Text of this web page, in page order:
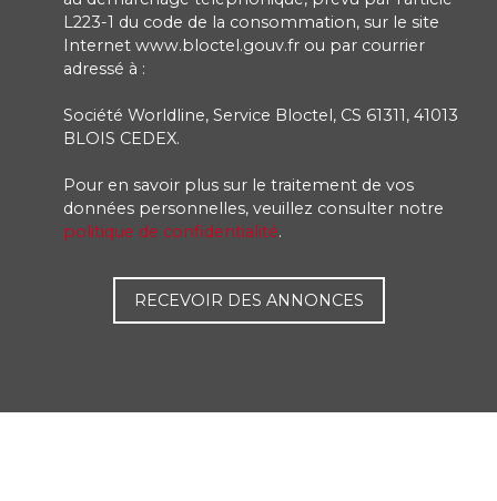
L223-1 du code de la consommation, sur le site
Internet www.bloctel.gouv.fr ou par courrier
adressé à :
Société Worldline, Service Bloctel, CS 61311, 41013
BLOIS CEDEX.
Pour en savoir plus sur le traitement de vos
données personnelles, veuillez consulter notre
politique de confidentialité.
RECEVOIR DES ANNONCES